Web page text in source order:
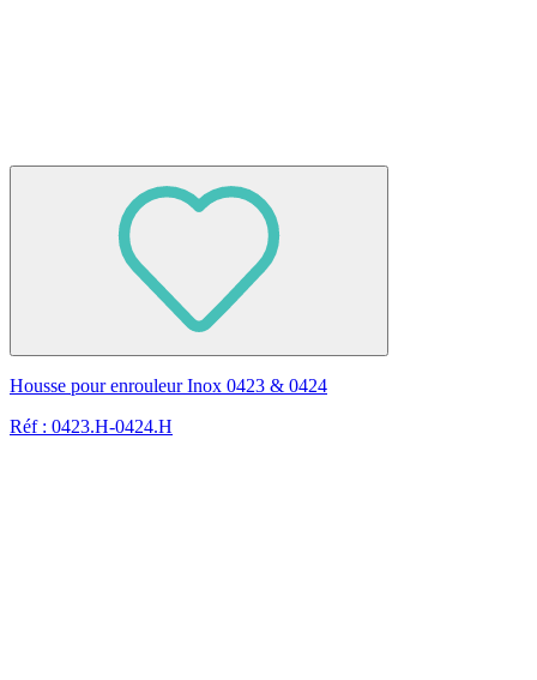
Housse pour enrouleur Inox 0423 & 0424
Réf : 0423.H-0424.H